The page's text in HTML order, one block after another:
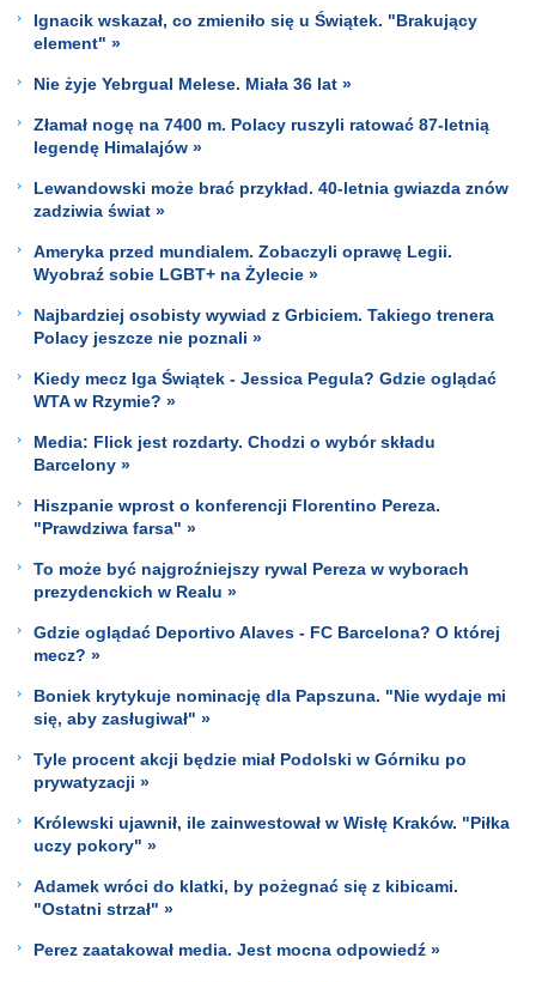
Ignacik wskazał, co zmieniło się u Świątek. "Brakujący
element" »
Nie żyje Yebrgual Melese. Miała 36 lat »
Złamał nogę na 7400 m. Polacy ruszyli ratować 87-letnią
legendę Himalajów »
Lewandowski może brać przykład. 40-letnia gwiazda znów
zadziwia świat »
Ameryka przed mundialem. Zobaczyli oprawę Legii.
Wyobraź sobie LGBT+ na Żylecie »
Najbardziej osobisty wywiad z Grbiciem. Takiego trenera
Polacy jeszcze nie poznali »
Kiedy mecz Iga Świątek - Jessica Pegula? Gdzie oglądać
WTA w Rzymie? »
Media: Flick jest rozdarty. Chodzi o wybór składu
Barcelony »
Hiszpanie wprost o konferencji Florentino Pereza.
"Prawdziwa farsa" »
To może być najgroźniejszy rywal Pereza w wyborach
prezydenckich w Realu »
Gdzie oglądać Deportivo Alaves - FC Barcelona? O której
mecz? »
Boniek krytykuje nominację dla Papszuna. "Nie wydaje mi
się, aby zasługiwał" »
Tyle procent akcji będzie miał Podolski w Górniku po
prywatyzacji »
Królewski ujawnił, ile zainwestował w Wisłę Kraków. "Piłka
uczy pokory" »
Adamek wróci do klatki, by pożegnać się z kibicami.
"Ostatni strzał" »
Perez zaatakował media. Jest mocna odpowiedź »